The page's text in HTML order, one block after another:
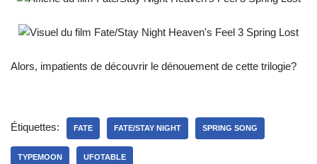
Alors, impatients de découvrir le dénouement de cette trilogie?
Étiquettes: FATE FATE/STAY NIGHT SPRING SONG
TYPEMOON UFOTABLE